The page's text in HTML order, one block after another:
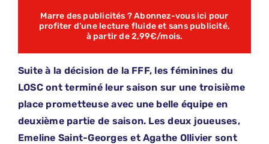
Marre des publicités ? Abonnez-vous ici pour
profiter d’une lecture fluide et sans publicité,
à partir de 2,99€/mois.
Suite à la décision de la FFF, les féminines du
LOSC ont terminé leur saison sur une troisième
place prometteuse avec une belle équipe en
deuxième partie de saison. Les deux joueuses,
Emeline Saint-Georges et Agathe Ollivier sont